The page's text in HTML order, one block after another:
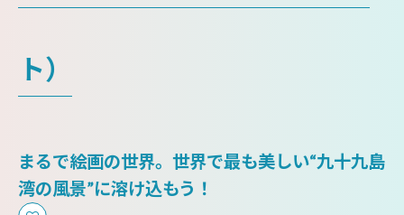
ト）
まるで絵画の世界。世界で最も美しい“九十九島
湾の風景”に溶け込もう！